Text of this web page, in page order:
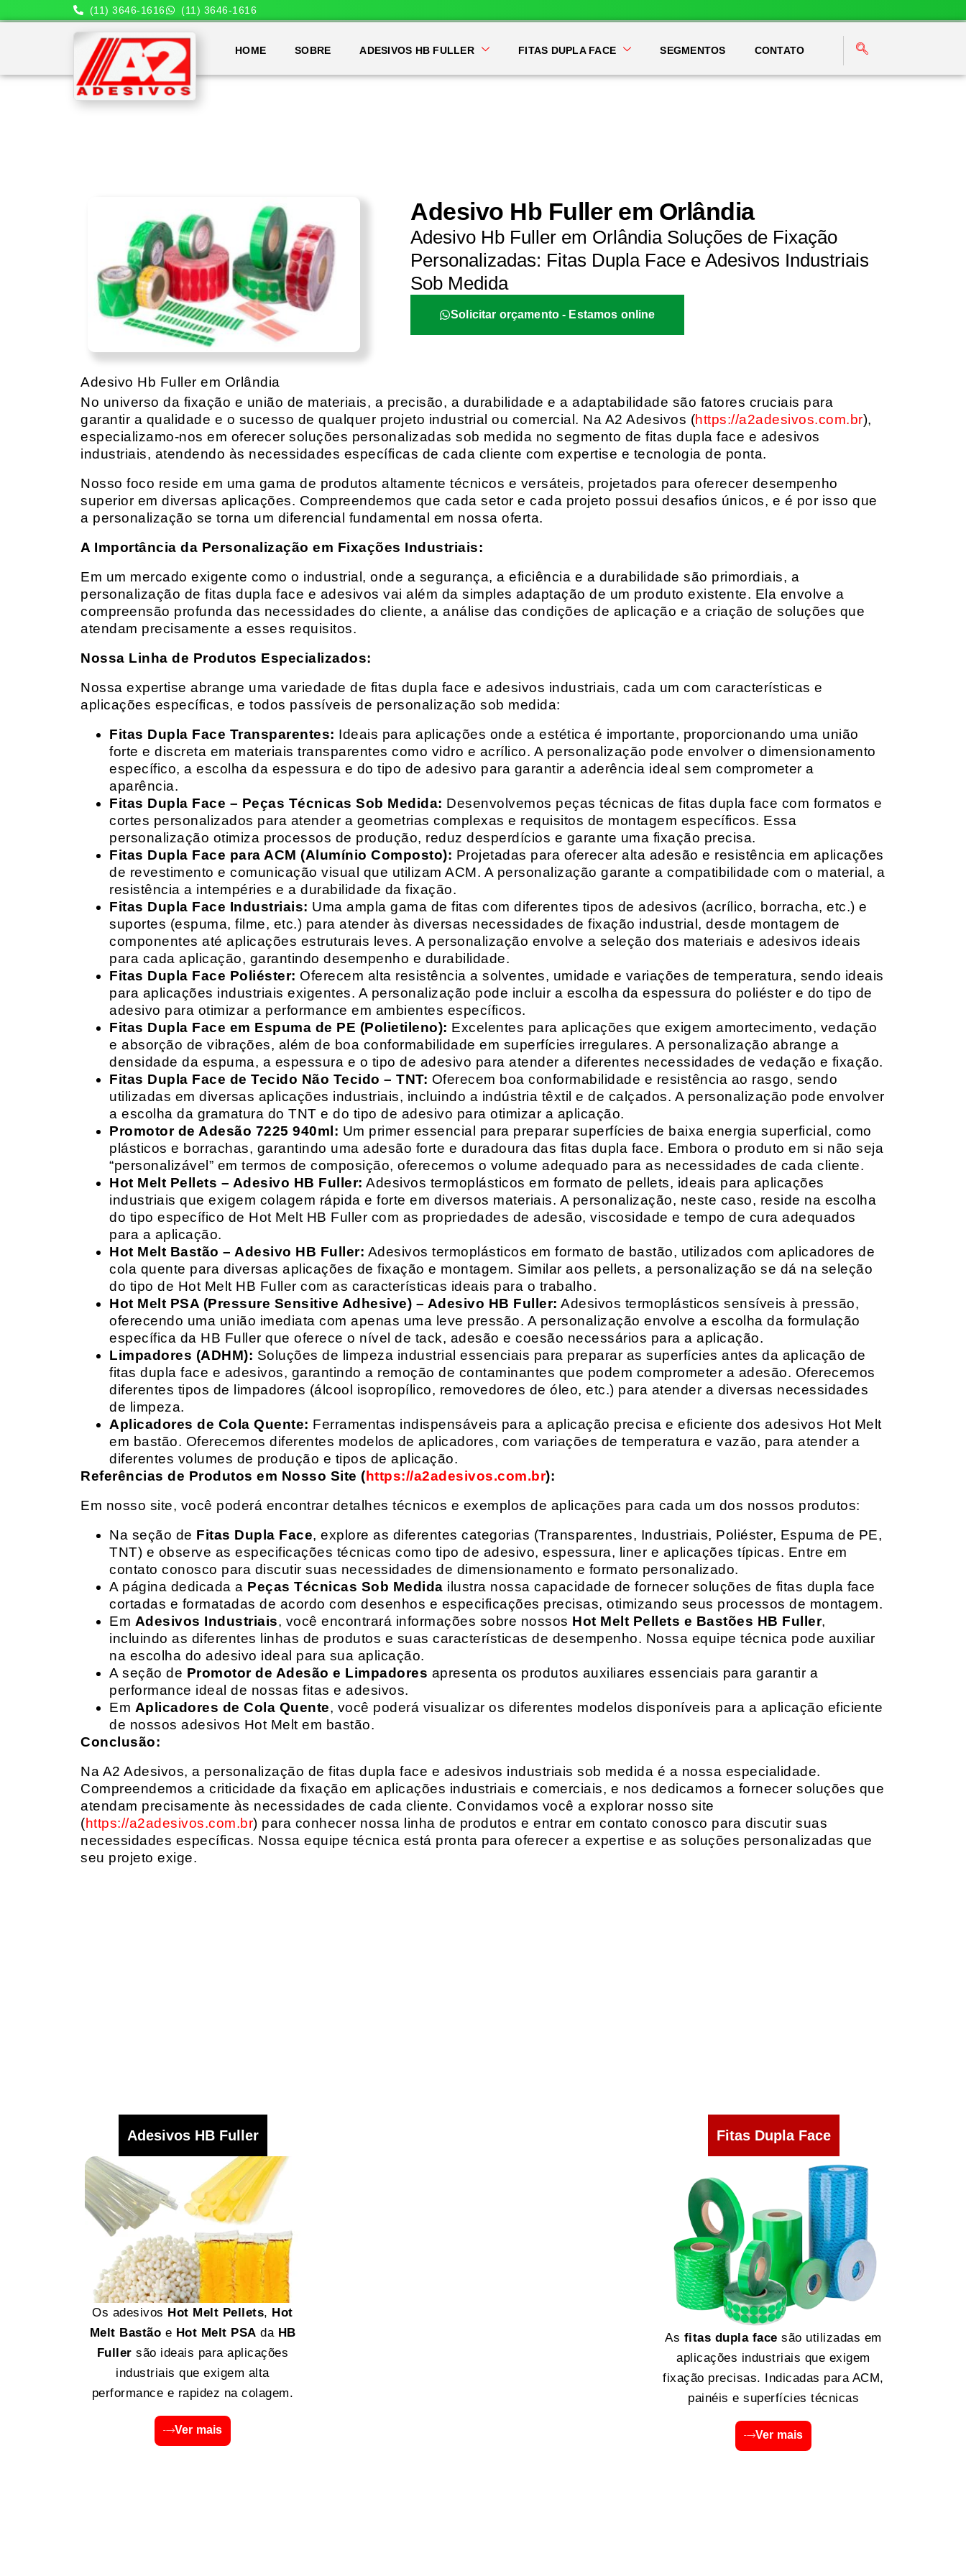
(11) 3646-1616 (11) 3646-1616
HOME SOBRE ADESIVOS HB FULLER FITAS DUPLA FACE SEGMENTOS CONTATO
Adesivo Hb Fuller em Orlândia
Adesivo Hb Fuller em Orlândia Soluções de Fixação
Personalizadas: Fitas Dupla Face e Adesivos Industriais
Sob Medida
Solicitar orçamento - Estamos online
Adesivo Hb Fuller em Orlândia
No universo da fixação e união de materiais, a precisão, a durabilidade e a adaptabilidade são fatores cruciais para
garantir a qualidade e o sucesso de qualquer projeto industrial ou comercial. Na A2 Adesivos (https://a2adesivos.com.br),
especializamo-nos em oferecer soluções personalizadas sob medida no segmento de fitas dupla face e adesivos
industriais, atendendo às necessidades específicas de cada cliente com expertise e tecnologia de ponta.
Nosso foco reside em uma gama de produtos altamente técnicos e versáteis, projetados para oferecer desempenho
superior em diversas aplicações. Compreendemos que cada setor e cada projeto possui desafios únicos, e é por isso que
a personalização se torna um diferencial fundamental em nossa oferta.
A Importância da Personalização em Fixações Industriais:
Em um mercado exigente como o industrial, onde a segurança, a eficiência e a durabilidade são primordiais, a
personalização de fitas dupla face e adesivos vai além da simples adaptação de um produto existente. Ela envolve a
compreensão profunda das necessidades do cliente, a análise das condições de aplicação e a criação de soluções que
atendam precisamente a esses requisitos.
Nossa Linha de Produtos Especializados:
Nossa expertise abrange uma variedade de fitas dupla face e adesivos industriais, cada um com características e
aplicações específicas, e todos passíveis de personalização sob medida:
Fitas Dupla Face Transparentes: Ideais para aplicações onde a estética é importante, proporcionando uma união
forte e discreta em materiais transparentes como vidro e acrílico. A personalização pode envolver o dimensionamento
específico, a escolha da espessura e do tipo de adesivo para garantir a aderência ideal sem comprometer a
aparência.
Fitas Dupla Face – Peças Técnicas Sob Medida: Desenvolvemos peças técnicas de fitas dupla face com formatos e
cortes personalizados para atender a geometrias complexas e requisitos de montagem específicos. Essa
personalização otimiza processos de produção, reduz desperdícios e garante uma fixação precisa.
Fitas Dupla Face para ACM (Alumínio Composto): Projetadas para oferecer alta adesão e resistência em aplicações
de revestimento e comunicação visual que utilizam ACM. A personalização garante a compatibilidade com o material, a
resistência a intempéries e a durabilidade da fixação.
Fitas Dupla Face Industriais: Uma ampla gama de fitas com diferentes tipos de adesivos (acrílico, borracha, etc.) e
suportes (espuma, filme, etc.) para atender às diversas necessidades de fixação industrial, desde montagem de
componentes até aplicações estruturais leves. A personalização envolve a seleção dos materiais e adesivos ideais
para cada aplicação, garantindo desempenho e durabilidade.
Fitas Dupla Face Poliéster: Oferecem alta resistência a solventes, umidade e variações de temperatura, sendo ideais
para aplicações industriais exigentes. A personalização pode incluir a escolha da espessura do poliéster e do tipo de
adesivo para otimizar a performance em ambientes específicos.
Fitas Dupla Face em Espuma de PE (Polietileno): Excelentes para aplicações que exigem amortecimento, vedação
e absorção de vibrações, além de boa conformabilidade em superfícies irregulares. A personalização abrange a
densidade da espuma, a espessura e o tipo de adesivo para atender a diferentes necessidades de vedação e fixação.
Fitas Dupla Face de Tecido Não Tecido – TNT: Oferecem boa conformabilidade e resistência ao rasgo, sendo
utilizadas em diversas aplicações industriais, incluindo a indústria têxtil e de calçados. A personalização pode envolver
a escolha da gramatura do TNT e do tipo de adesivo para otimizar a aplicação.
Promotor de Adesão 7225 940ml: Um primer essencial para preparar superfícies de baixa energia superficial, como
plásticos e borrachas, garantindo uma adesão forte e duradoura das fitas dupla face. Embora o produto em si não seja
“personalizável” em termos de composição, oferecemos o volume adequado para as necessidades de cada cliente.
Hot Melt Pellets – Adesivo HB Fuller: Adesivos termoplásticos em formato de pellets, ideais para aplicações
industriais que exigem colagem rápida e forte em diversos materiais. A personalização, neste caso, reside na escolha
do tipo específico de Hot Melt HB Fuller com as propriedades de adesão, viscosidade e tempo de cura adequados
para a aplicação.
Hot Melt Bastão – Adesivo HB Fuller: Adesivos termoplásticos em formato de bastão, utilizados com aplicadores de
cola quente para diversas aplicações de fixação e montagem. Similar aos pellets, a personalização se dá na seleção
do tipo de Hot Melt HB Fuller com as características ideais para o trabalho.
Hot Melt PSA (Pressure Sensitive Adhesive) – Adesivo HB Fuller: Adesivos termoplásticos sensíveis à pressão,
oferecendo uma união imediata com apenas uma leve pressão. A personalização envolve a escolha da formulação
específica da HB Fuller que oferece o nível de tack, adesão e coesão necessários para a aplicação.
Limpadores (ADHM): Soluções de limpeza industrial essenciais para preparar as superfícies antes da aplicação de
fitas dupla face e adesivos, garantindo a remoção de contaminantes que podem comprometer a adesão. Oferecemos
diferentes tipos de limpadores (álcool isopropílico, removedores de óleo, etc.) para atender a diversas necessidades
de limpeza.
Aplicadores de Cola Quente: Ferramentas indispensáveis para a aplicação precisa e eficiente dos adesivos Hot Melt
em bastão. Oferecemos diferentes modelos de aplicadores, com variações de temperatura e vazão, para atender a
diferentes volumes de produção e tipos de aplicação.
Referências de Produtos em Nosso Site (https://a2adesivos.com.br):
Em nosso site, você poderá encontrar detalhes técnicos e exemplos de aplicações para cada um dos nossos produtos:
Na seção de Fitas Dupla Face, explore as diferentes categorias (Transparentes, Industriais, Poliéster, Espuma de PE,
TNT) e observe as especificações técnicas como tipo de adesivo, espessura, liner e aplicações típicas. Entre em
contato conosco para discutir suas necessidades de dimensionamento e formato personalizado.
A página dedicada a Peças Técnicas Sob Medida ilustra nossa capacidade de fornecer soluções de fitas dupla face
cortadas e formatadas de acordo com desenhos e especificações precisas, otimizando seus processos de montagem.
Em Adesivos Industriais, você encontrará informações sobre nossos Hot Melt Pellets e Bastões HB Fuller,
incluindo as diferentes linhas de produtos e suas características de desempenho. Nossa equipe técnica pode auxiliar
na escolha do adesivo ideal para sua aplicação.
A seção de Promotor de Adesão e Limpadores apresenta os produtos auxiliares essenciais para garantir a
performance ideal de nossas fitas e adesivos.
Em Aplicadores de Cola Quente, você poderá visualizar os diferentes modelos disponíveis para a aplicação eficiente
de nossos adesivos Hot Melt em bastão.
Conclusão:
Na A2 Adesivos, a personalização de fitas dupla face e adesivos industriais sob medida é a nossa especialidade.
Compreendemos a criticidade da fixação em aplicações industriais e comerciais, e nos dedicamos a fornecer soluções que
atendam precisamente às necessidades de cada cliente. Convidamos você a explorar nosso site
(https://a2adesivos.com.br) para conhecer nossa linha de produtos e entrar em contato conosco para discutir suas
necessidades específicas. Nossa equipe técnica está pronta para oferecer a expertise e as soluções personalizadas que
seu projeto exige.
Adesivos HB Fuller
Os adesivos Hot Melt Pellets, Hot
Melt Bastão e Hot Melt PSA da HB
Fuller são ideais para aplicações
industriais que exigem alta
performance e rapidez na colagem.
Ver mais
Fitas Dupla Face
As fitas dupla face são utilizadas em
aplicações industriais que exigem
fixação precisas. Indicadas para ACM,
painéis e superfícies técnicas
Ver mais